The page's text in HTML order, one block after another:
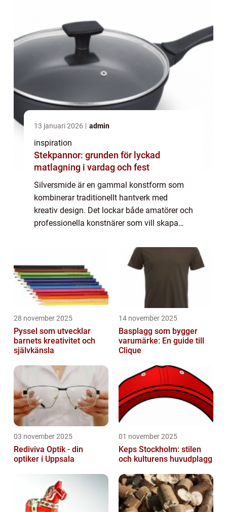
13 januari 2026 admin
inspiration
Stekpannor: grunden för lyckad
matlagning i vardag och fest
Silversmide är en gammal konstform som
kombinerar traditionellt hantverk med
kreativ design. Det lockar både amatörer och
professionella konstnärer som vill skapa
artikel utforskas silversmide...
28 november 2025
Pyssel som utvecklar
barnets kreativitet och
självkänsla
14 november 2025
Basplagg som bygger
varumärke: En guide till
Clique
03 november 2025
Rediviva Optik - din
optiker i Uppsala
01 november 2025
Keps Stockholm: stilen
och kulturens huvudplagg